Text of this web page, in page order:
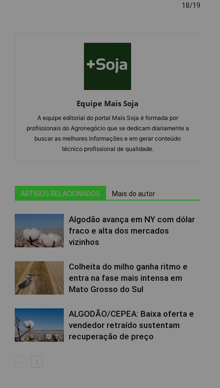
18/19
Equipe Mais Soja
A equipe editorial do portal Mais Soja é formada por
profissionais do Agronegócio que se dedicam diariamente a
buscar as melhores informações e em gerar conteúdo
técnico profissional de qualidade.
ARTIGOS RELACIONADOS Mais do autor
Algodão avança em NY com dólar
fraco e alta dos mercados
vizinhos
Colheita do milho ganha ritmo e
entra na fase mais intensa em
Mato Grosso do Sul
ALGODÃO/CEPEA: Baixa oferta e
vendedor retraído sustentam
recuperação de preço